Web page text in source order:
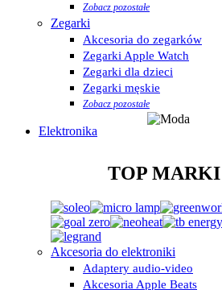
Zobacz pozostałe
Zegarki
Akcesoria do zegarków
Zegarki Apple Watch
Zegarki dla dzieci
Zegarki męskie
Zobacz pozostałe
Elektronika
TOP MARKI
Akcesoria do elektroniki
Adaptery audio-video
Akcesoria Apple Beats